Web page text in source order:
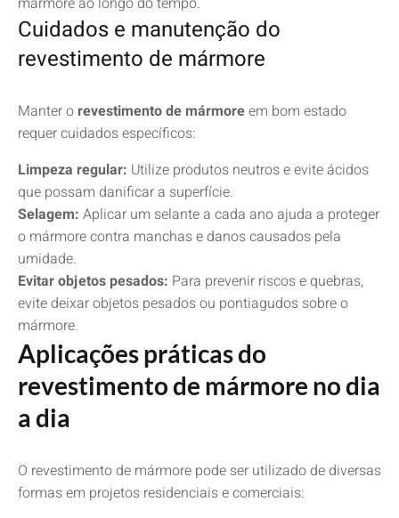
Cuidados e manutenção do
revestimento de mármore
Manter o revestimento de mármoreem bom estado
requer cuidados específicos:
Limpeza regular: Utilize produtos neutros e evite ácidos
que possam danificar a superfície.
Selagem: Aplicar um selante a cada ano ajuda a proteger
o mármore contra manchas e danos causados pela
umidade.
Evitar objetos pesados: Para prevenir riscos e quebras,
evite deixar objetos pesados ou pontiagudos sobre o
mármore.
Aplicações práticas do
revestimento de mármore no dia
a dia
O revestimento de mármore pode ser utilizado de diversas
formas em projetos residenciais e comerciais: